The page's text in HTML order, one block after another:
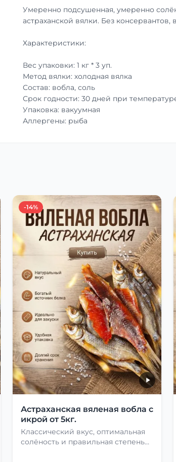
Умеренно подсушенная, умеренно
астраханской вялки. Без
Характеристики:
Вес упаковки: 1 кг * 3 уп.
Метод вялки: холодная вялка
Состав: вобла, соль
Срок годности: 30 дней при
Упаковка: вакуумная
Аллергены: рыба
-14%
Астраханская вяленая вобла с
икрой от 5кг.
Классический вкус, оптимальная
солёность и правильная степень